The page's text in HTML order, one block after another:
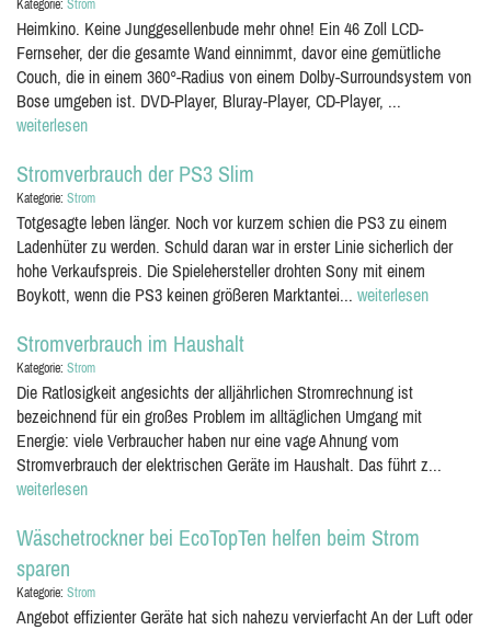
Kategorie: Strom
Heimkino. Keine Junggesellenbude mehr ohne! Ein 46 Zoll LCD-
Fernseher, der die gesamte Wand einnimmt, davor eine gemütliche
Couch, die in einem 360°-Radius von einem Dolby-Surroundsystem von
Bose umgeben ist. DVD-Player, Bluray-Player, CD-Player, ...
weiterlesen
Stromverbrauch der PS3 Slim
Kategorie: Strom
Totgesagte leben länger. Noch vor kurzem schien die PS3 zu einem
Ladenhüter zu werden. Schuld daran war in erster Linie sicherlich der
hohe Verkaufspreis. Die Spielehersteller drohten Sony mit einem
Boykott, wenn die PS3 keinen größeren Marktantei... weiterlesen
Stromverbrauch im Haushalt
Kategorie: Strom
Die Ratlosigkeit angesichts der alljährlichen Stromrechnung ist
bezeichnend für ein großes Problem im alltäglichen Umgang mit
Energie: viele Verbraucher haben nur eine vage Ahnung vom
Stromverbrauch der elektrischen Geräte im Haushalt. Das führt z...
weiterlesen
Wäschetrockner bei EcoTopTen helfen beim Strom
sparen
Kategorie: Strom
Angebot effizienter Geräte hat sich nahezu vervierfacht An der Luft oder